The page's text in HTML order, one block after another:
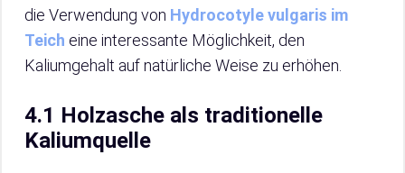
die Verwendung von Hydrocotyle vulgaris im
Teich eine interessante Möglichkeit, den
Kaliumgehalt auf natürliche Weise zu erhöhen.
4.1 Holzasche als traditionelle
Kaliumquelle